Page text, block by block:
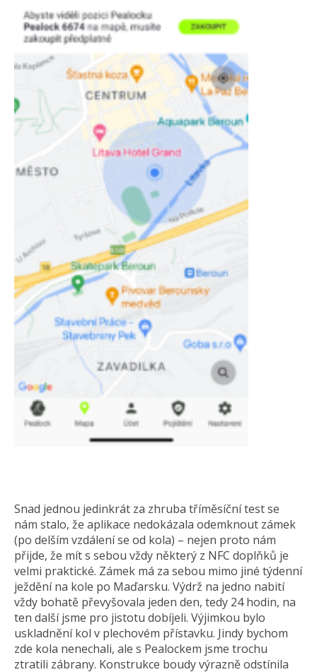
Snad jednou jedinkrát za zhruba tříměsíční test se
nám stalo, že aplikace nedokázala odemknout zámek
(po delším vzdálení se od kola) – nejen proto nám
přijde, že mít s sebou vždy některý z NFC doplňků je
velmi praktické. Zámek má za sebou mimo jiné týdenní
ježdění na kole po Maďarsku. Výdrž na jedno nabití
vždy bohatě převyšovala jeden den, tedy 24 hodin, na
ten další jsme pro jistotu dobíjeli. Výjimkou bylo
uskladnění kol v plechovém přístavku. Jindy bychom
zde kola nenechali, ale s Pealockem jsme trochu
ztratili zábrany. Konstrukce boudy výrazně odstínila